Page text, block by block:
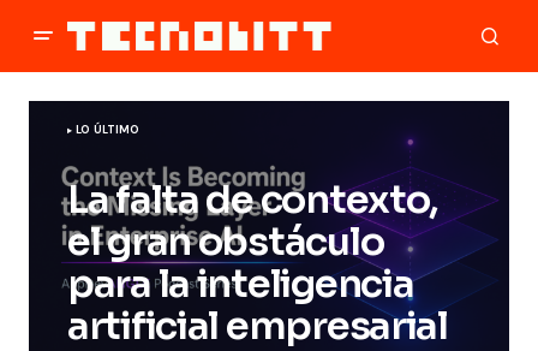
LO ÚLTIMO
La falta de contexto,
el gran obstáculo
para la inteligencia
artificial empresarial